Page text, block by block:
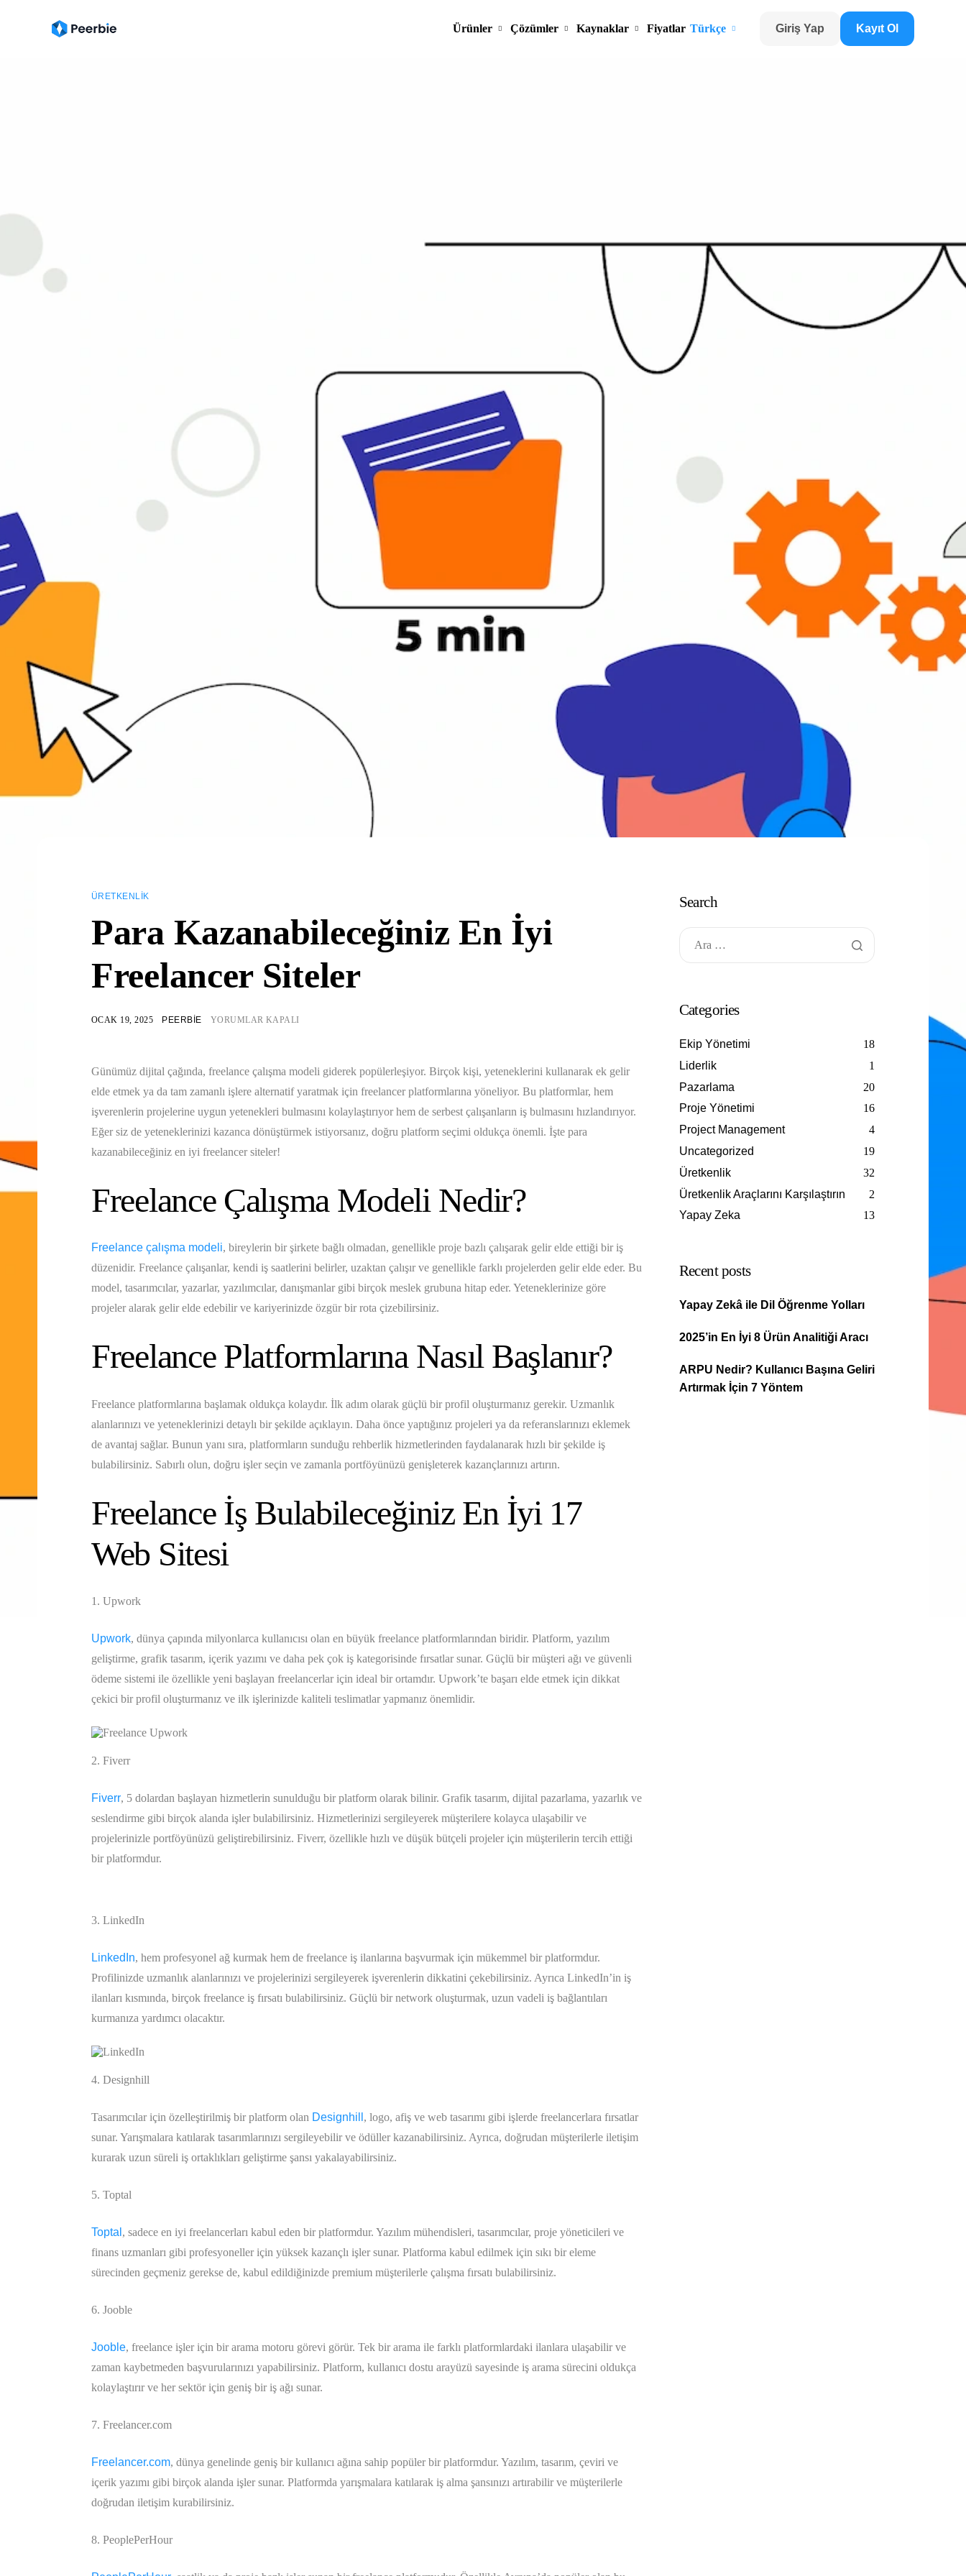
Ürünler Çözümler Kaynaklar Fiyatlar Türkçe Giriş Yap Kayıt Ol
ÜRETKENLIK
Para Kazanabileceğiniz En İyi
Freelancer Siteler
OCAK 19, 2025 PEERBIE YORUMLAR KAPALI
Günümüz dijital çağında, freelance çalışma modeli giderek popülerleşiyor. Birçok kişi, yeteneklerini kullanarak ek gelir
elde etmek ya da tam zamanlı işlere alternatif yaratmak için freelancer platformlarına yöneliyor. Bu platformlar, hem
işverenlerin projelerine uygun yetenekleri bulmasını kolaylaştırıyor hem de serbest çalışanların iş bulmasını hızlandırıyor.
Eğer siz de yeteneklerinizi kazanca dönüştürmek istiyorsanız, doğru platform seçimi oldukça önemli. İşte para
kazanabileceğiniz en iyi freelancer siteler!
Freelance Çalışma Modeli Nedir?
Freelance çalışma modeli, bireylerin bir şirkete bağlı olmadan, genellikle proje bazlı çalışarak gelir elde ettiği bir iş
düzenidir. Freelance çalışanlar, kendi iş saatlerini belirler, uzaktan çalışır ve genellikle farklı projelerden gelir elde eder. Bu
model, tasarımcılar, yazarlar, yazılımcılar, danışmanlar gibi birçok meslek grubuna hitap eder. Yeteneklerinize göre
projeler alarak gelir elde edebilir ve kariyerinizde özgür bir rota çizebilirsiniz.
Freelance Platformlarına Nasıl Başlanır?
Freelance platformlarına başlamak oldukça kolaydır. İlk adım olarak güçlü bir profil oluşturmanız gerekir. Uzmanlık
alanlarınızı ve yeteneklerinizi detaylı bir şekilde açıklayın. Daha önce yaptığınız projeleri ya da referanslarınızı eklemek
de avantaj sağlar. Bunun yanı sıra, platformların sunduğu rehberlik hizmetlerinden faydalanarak hızlı bir şekilde iş
bulabilirsiniz. Sabırlı olun, doğru işler seçin ve zamanla portföyünüzü genişleterek kazançlarınızı artırın.
Freelance İş Bulabileceğiniz En İyi 17
Web Sitesi
1. Upwork
Upwork, dünya çapında milyonlarca kullanıcısı olan en büyük freelance platformlarından biridir. Platform, yazılım
geliştirme, grafik tasarım, içerik yazımı ve daha pek çok iş kategorisinde fırsatlar sunar. Güçlü bir müşteri ağı ve güvenli
ödeme sistemi ile özellikle yeni başlayan freelancerlar için ideal bir ortamdır. Upwork’te başarı elde etmek için dikkat
çekici bir profil oluşturmanız ve ilk işlerinizde kaliteli teslimatlar yapmanız önemlidir.
2. Fiverr
Fiverr, 5 dolardan başlayan hizmetlerin sunulduğu bir platform olarak bilinir. Grafik tasarım, dijital pazarlama, yazarlık ve
seslendirme gibi birçok alanda işler bulabilirsiniz. Hizmetlerinizi sergileyerek müşterilere kolayca ulaşabilir ve
projelerinizle portföyünüzü geliştirebilirsiniz. Fiverr, özellikle hızlı ve düşük bütçeli projeler için müşterilerin tercih ettiği
bir platformdur.
3. LinkedIn
LinkedIn, hem profesyonel ağ kurmak hem de freelance iş ilanlarına başvurmak için mükemmel bir platformdur.
Profilinizde uzmanlık alanlarınızı ve projelerinizi sergileyerek işverenlerin dikkatini çekebilirsiniz. Ayrıca LinkedIn’in iş
ilanları kısmında, birçok freelance iş fırsatı bulabilirsiniz. Güçlü bir network oluşturmak, uzun vadeli iş bağlantıları
kurmanıza yardımcı olacaktır.
4. Designhill
Tasarımcılar için özelleştirilmiş bir platform olan Designhill , logo, afiş ve web tasarımı gibi işlerde freelancerlara fırsatlar
sunar. Yarışmalara katılarak tasarımlarınızı sergileyebilir ve ödüller kazanabilirsiniz. Ayrıca, doğrudan müşterilerle iletişim
kurarak uzun süreli iş ortaklıkları geliştirme şansı yakalayabilirsiniz.
5. Toptal
Toptal , sadece en iyi freelancerları kabul eden bir platformdur. Yazılım mühendisleri, tasarımcılar, proje yöneticileri ve
finans uzmanları gibi profesyoneller için yüksek kazançlı işler sunar. Platforma kabul edilmek için sıkı bir eleme
sürecinden geçmeniz gerekse de, kabul edildiğinizde premium müşterilerle çalışma fırsatı bulabilirsiniz.
6. Jooble
Jooble, freelance işler için bir arama motoru görevi görür. Tek bir arama ile farklı platformlardaki ilanlara ulaşabilir ve
zaman kaybetmeden başvurularınızı yapabilirsiniz. Platform, kullanıcı dostu arayüzü sayesinde iş arama sürecini oldukça
kolaylaştırır ve her sektör için geniş bir iş ağı sunar.
7. Freelancer.com
Freelancer.com, dünya genelinde geniş bir kullanıcı ağına sahip popüler bir platformdur. Yazılım, tasarım, çeviri ve
içerik yazımı gibi birçok alanda işler sunar. Platformda yarışmalara katılarak iş alma şansınızı artırabilir ve müşterilerle
doğrudan iletişim kurabilirsiniz.
8. PeoplePerHour
Search
Categories
Ekip Yönetimi
18
Liderlik
1
Pazarlama
20
Proje Yönetimi
16
Project Management
4
Uncategorized
19
Üretkenlik
32
Üretkenlik Araçlarını Karşılaştırın
2
Yapay Zeka
13
Recent posts
Yapay Zekâ ile Dil Öğrenme Yolları
2025’in En İyi 8 Ürün Analitiği Aracı
ARPU Nedir? Kullanıcı Başına Geliri
Artırmak İçin 7 Yöntem